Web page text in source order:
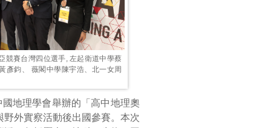
競賽台灣四位選手, 左起衛道中學蔡
彥鈞、 薇閣中學陳宇浩、北一女周
地理學會舉辦的「高中地理奧
外實察活動後出國參賽。本次